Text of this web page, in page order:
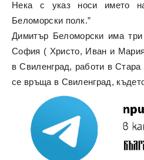
Нека с указ носи името
Беломорски полк.”
Димитър Беломорски има
София ( Христо, Иван и
в Свиленград, работи в Стара
се връща в Свиленград,